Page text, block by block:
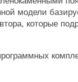
модели
которые